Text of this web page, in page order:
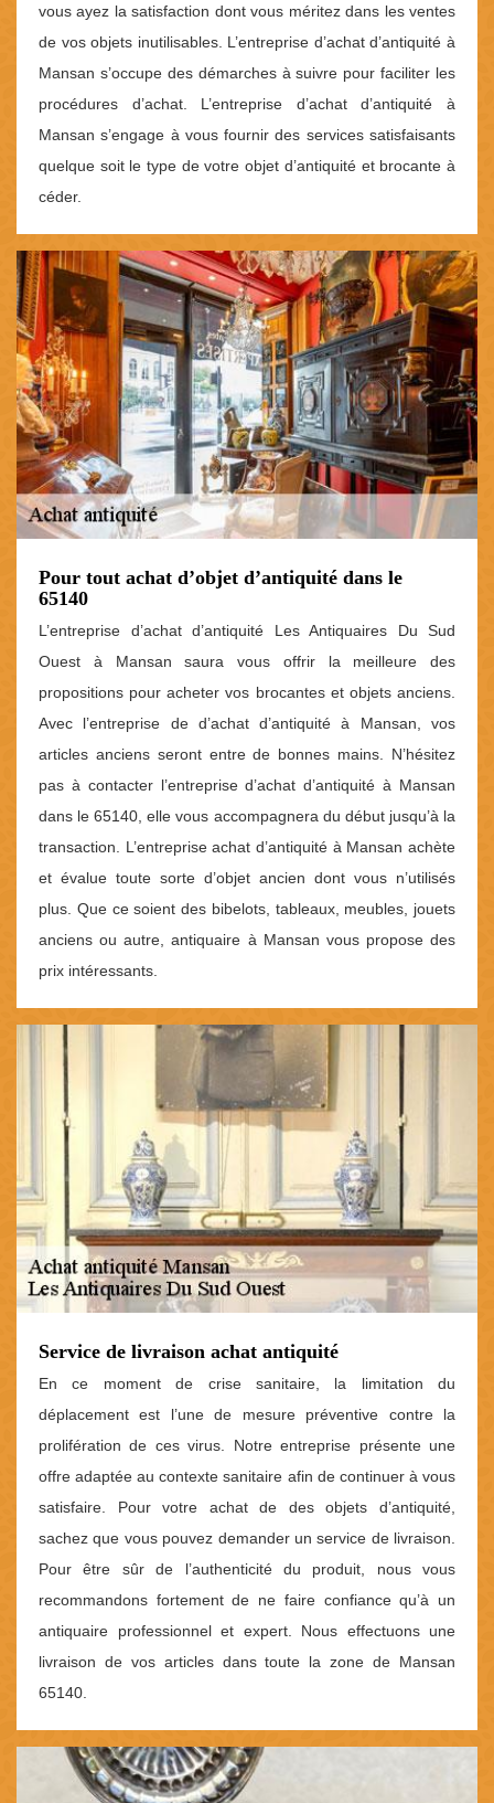
vous ayez la satisfaction dont vous méritez dans les ventes
de vos objets inutilisables. L’entreprise d’achat d’antiquité à
Mansan s’occupe des démarches à suivre pour faciliter les
procédures d’achat. L’entreprise d’achat d’antiquité à
Mansan s’engage à vous fournir des services satisfaisants
quelque soit le type de votre objet d’antiquité et brocante à
céder.
Pour tout achat d’objet d’antiquité dans le
65140
L’entreprise d’achat d’antiquité Les Antiquaires Du Sud
Ouest à Mansan saura vous offrir la meilleure des
propositions pour acheter vos brocantes et objets anciens.
Avec l’entreprise de d’achat d’antiquité à Mansan, vos
articles anciens seront entre de bonnes mains. N’hésitez
pas à contacter l’entreprise d’achat d’antiquité à Mansan
dans le 65140, elle vous accompagnera du début jusqu’à la
transaction. L’entreprise achat d’antiquité à Mansan achète
et évalue toute sorte d’objet ancien dont vous n’utilisés
plus. Que ce soient des bibelots, tableaux, meubles, jouets
anciens ou autre, antiquaire à Mansan vous propose des
prix intéressants.
Service de livraison achat antiquité
En ce moment de crise sanitaire, la limitation du
déplacement est l’une de mesure préventive contre la
prolifération de ces virus. Notre entreprise présente une
offre adaptée au contexte sanitaire afin de continuer à vous
satisfaire. Pour votre achat de des objets d’antiquité,
sachez que vous pouvez demander un service de livraison.
Pour être sûr de l’authenticité du produit, nous vous
recommandons fortement de ne faire confiance qu’à un
antiquaire professionnel et expert. Nous effectuons une
livraison de vos articles dans toute la zone de Mansan
65140.